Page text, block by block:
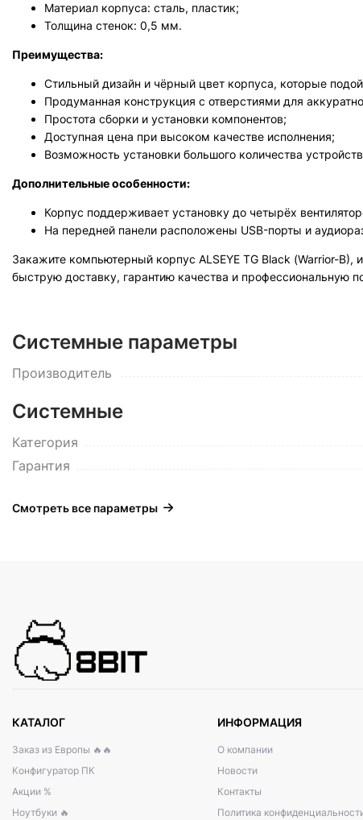
Материал корпуса: сталь, пластик;
Толщина стенок: 0,5 мм.
Преимущества:
Стильный дизайн и чёрный цвет корпуса, которые
Продуманная конструкция с отверстиями для
Простота сборки и установки компонентов;
Доступная цена при высоком качестве исполнения;
Возможность установки большого количества
Дополнительные особенности:
Корпус поддерживает установку до четырёх
На передней панели расположены USB-порты и
Закажите компьютерный корпус ALSEYE TG Black (Warrior-
быструю доставку, гарантию качества и
Системные параметры
Производитель
Системные
Категория
Гарантия
Смотреть все параметры
КАТАЛОГ
Заказ из Европы 🔥🔥
Конфигуратор ПК
Акции %
Ноутбуки 🔥
ИНФОРМАЦИЯ
О компании
Новости
Контакты
Политика